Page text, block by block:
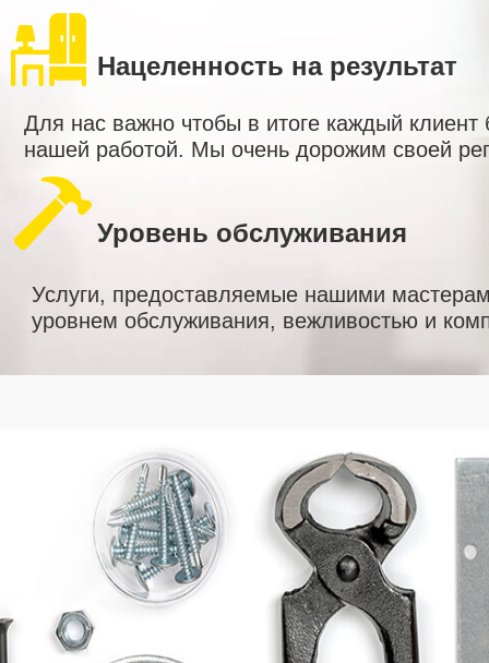
Услуги, предоставляемые нашими
уровнем обслуживания, вежливостью и
Уровень обслуживания
Нацеленность на результат
Для нас важно чтобы в итоге каждый
нашей работой. Мы очень дорожим своей